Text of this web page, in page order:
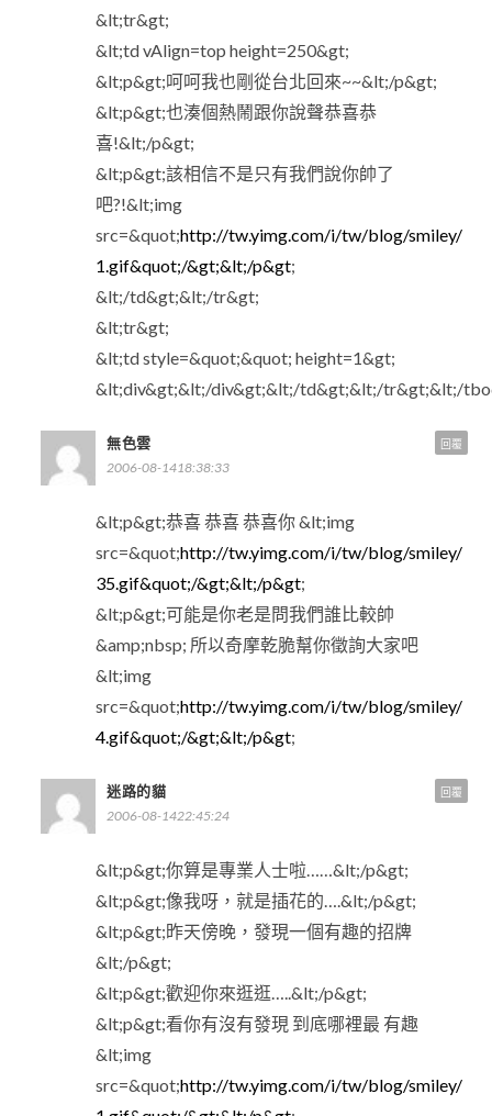
&lt;tr&gt;
&lt;td vAlign=top height=250&gt;
&lt;p&gt;呵呵我也剛從台北回來~~&lt;/p&gt;
&lt;p&gt;也湊個熱鬧跟你說聲恭喜恭
喜!&lt;/p&gt;
&lt;p&gt;該相信不是只有我們說你帥了
吧?!&lt;img
src=&quot;http://tw.yimg.com/i/tw/blog/smiley/
1.gif&quot;/&gt;&lt;/p&gt;
&lt;/td&gt;&lt;/tr&gt;
&lt;tr&gt;
&lt;td style=&quot;&quot; height=1&gt;
&lt;div&gt;&lt;/div&gt;&lt;/td&gt;&lt;/tr&gt;&lt;/
無色雲
2006-08-1418:38:33
&lt;p&gt;恭喜 恭喜 恭喜你 &lt;img
src=&quot;http://tw.yimg.com/i/tw/blog/smiley/
35.gif&quot;/&gt;&lt;/p&gt;
&lt;p&gt;可能是你老是問我們誰比較帥
&amp;nbsp; 所以奇摩乾脆幫你徵詢大家吧
&lt;img
src=&quot;http://tw.yimg.com/i/tw/blog/smiley/
4.gif&quot;/&gt;&lt;/p&gt;
回覆
迷路的貓
2006-08-1422:45:24
&lt;p&gt;你算是專業人士啦……&lt;/p&gt;
&lt;p&gt;像我呀，就是插花的….&lt;/p&gt;
&lt;p&gt;昨天傍晚，發現一個有趣的招牌
&lt;/p&gt;
&lt;p&gt;歡迎你來逛逛…..&lt;/p&gt;
&lt;p&gt;看你有沒有發現 到底哪裡最 有趣
&lt;img
src=&quot;http://tw.yimg.com/i/tw/blog/smiley/
回覆